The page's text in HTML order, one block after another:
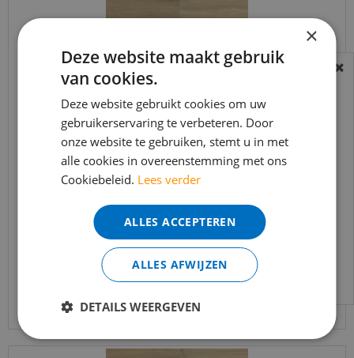
Ambiant - Avanto Beige (Plak PVC)
BEREIKBAARHEID
In verband met de vakantie periode zijn wij
t/m 14 augustus telefonisch helaas niet
bereikbaar.
Bestelling worden uiteraard verwerkt
echter iets minder snel dan wat je van ons
gewend bent.
Voor vragen kan je ons bereiken via
info@merkvloerenwinkel.nl
×
Deze website maakt gebruik
van cookies.
Deze website gebruikt cookies om uw
gebruikerservaring te verbeteren. Door
onze website te gebruiken, stemt u in met
alle cookies in overeenstemming met ons
Cookiebeleid. Lees verder
ALLES ACCEPTEREN
ALLES AFWIJZEN
DETAILS WEERGEVEN